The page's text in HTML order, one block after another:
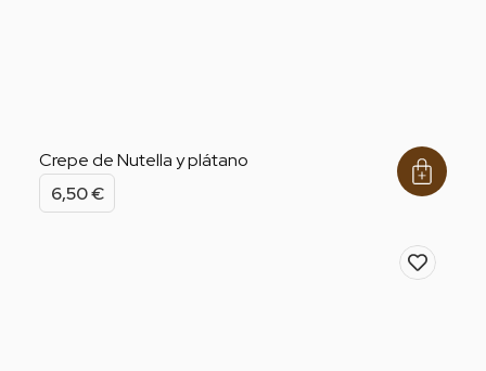
Crepe de Nutella y plátano
6,50€